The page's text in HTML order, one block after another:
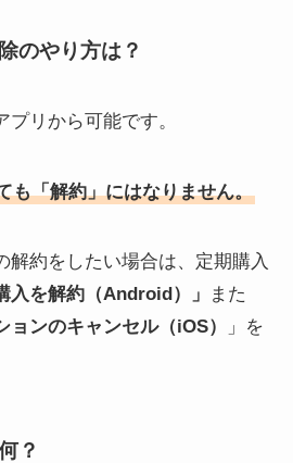
のやり方は？
リから可能です。
も「解約」にはなりません。
解約をしたい場合は、定期購入
入を解約（Android）」
また
ョンのキャンセル（iOS）
」を
？